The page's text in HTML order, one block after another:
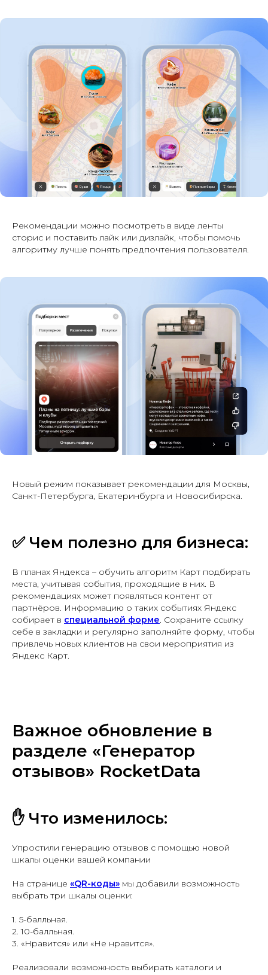
Рекомендации можно посмотреть в виде ленты
сторис и поставить лайк или дизлайк, чтобы помочь
алгоритму лучше понять предпочтения пользователя.
Новый режим показывает рекомендации для Москвы,
Санкт-Петербурга, Екатеринбурга и Новосибирска.
✅ Чем полезно для бизнеса:
В планах Яндекса – обучить алгоритм Карт подбирать
места, учитывая события, проходящие в них. В
рекомендациях может появляться контент от
партнёров. Информацию о таких событиях Яндекс
собирает в специальной форме. Сохраните ссылку
себе в закладки и регулярно заполняйте форму, чтобы
привлечь новых клиентов на свои мероприятия из
Яндекс Карт.
Важное обновление в
разделе «Генератор
отзывов» RocketData
✋ Что изменилось:
Упростили генерацию отзывов с помощью новой
шкалы оценки вашей компании
На странице «QR-коды» мы добавили возможность
выбрать три шкалы оценки:
1. 5-балльная.
2. 10-балльная.
3. «Нравится» или «Не нравится».
Реализовали возможность выбирать каталоги и